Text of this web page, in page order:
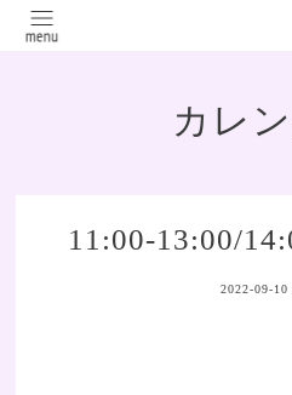
カレ
11:00-13:00/
2022-09-10